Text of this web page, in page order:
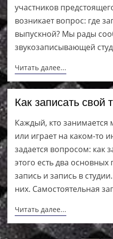
участников
возникает вопрос: где
выпускной? Мы рады
звукозаписывающей
Читать далее...
Как записать свой
Каждый, кто занимается
или играет на каком-то
задается вопросом: как
этого есть два основных
запись и запись в
них. Самостоятельная
Читать далее...